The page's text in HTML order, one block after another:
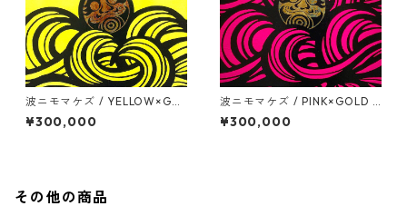
波ニモマケズ / YELLOW×GO
LD LEAF / 530mm x 530mm
¥300,000
波ニモマケズ / PINK×GOLD L
EAF / 530mm x 530mm
¥300,000
その他の商品